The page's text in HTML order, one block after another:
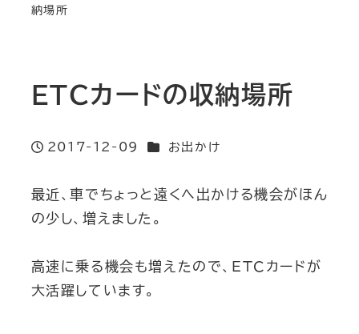
納場所
ETCカードの収納場所
投稿日
2017-12-09 カテゴリー
お出かけ
最近、車でちょっと遠くへ出かける機会がほん
の少し、増えました。
高速に乗る機会も増えたので、ETCカードが
大活躍しています。